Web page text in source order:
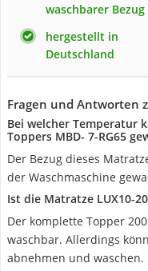
waschbarer Bezug
hergestellt in
Deutschland
Fragen und Antworten
Bei welcher Temperatur
Toppers MBD- 7-RG65
Der Bezug dieses
der Waschmaschine
Ist die Matratze LUX10-
Der komplette Topper
waschbar. Allerdings
abnehmen und waschen.